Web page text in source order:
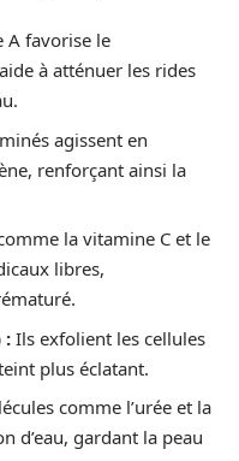
A favorise le
à atténuer les rides
agissent en
renforçant ainsi la
la vitamine C et le
libres,
: Ils exfolient les cellules
plus éclatant.
comme l’urée et la
d’eau, gardant la peau